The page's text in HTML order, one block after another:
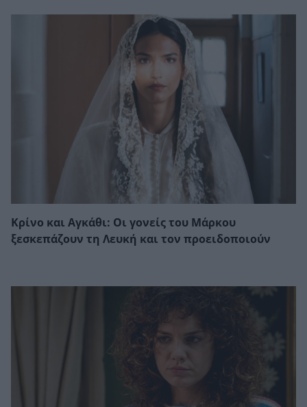
Κρίνο και Αγκάθι: Οι γονείς του Μάρκου
ξεσκεπάζουν τη Λευκή και τον προειδοποιούν